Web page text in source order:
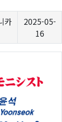
카
2025-05-
16